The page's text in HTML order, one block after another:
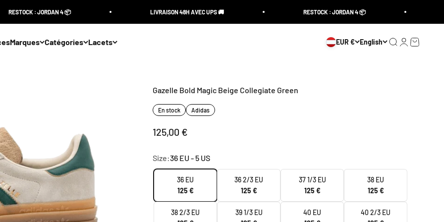
RESTOCK : JORDAN 4 📦 LIVRAISON 48H AVEC UPS 🚚 RESTOCK : JORDAN 4 📦
Marques Catégories Lacets EUR € English Open search
OpenOpen cart
Gazelle Bold Magic Beige Collegiate Green
En stock Adidas
Sale price
125,00 €
Size:36 EU - 5 US
36 EU
125 €
36 2/3 EU
125 €
37 1/3 EU
125 €
38 EU
125 €
38 2/3 EU
39 1/3 EU
40 EU
40 2/3 EU